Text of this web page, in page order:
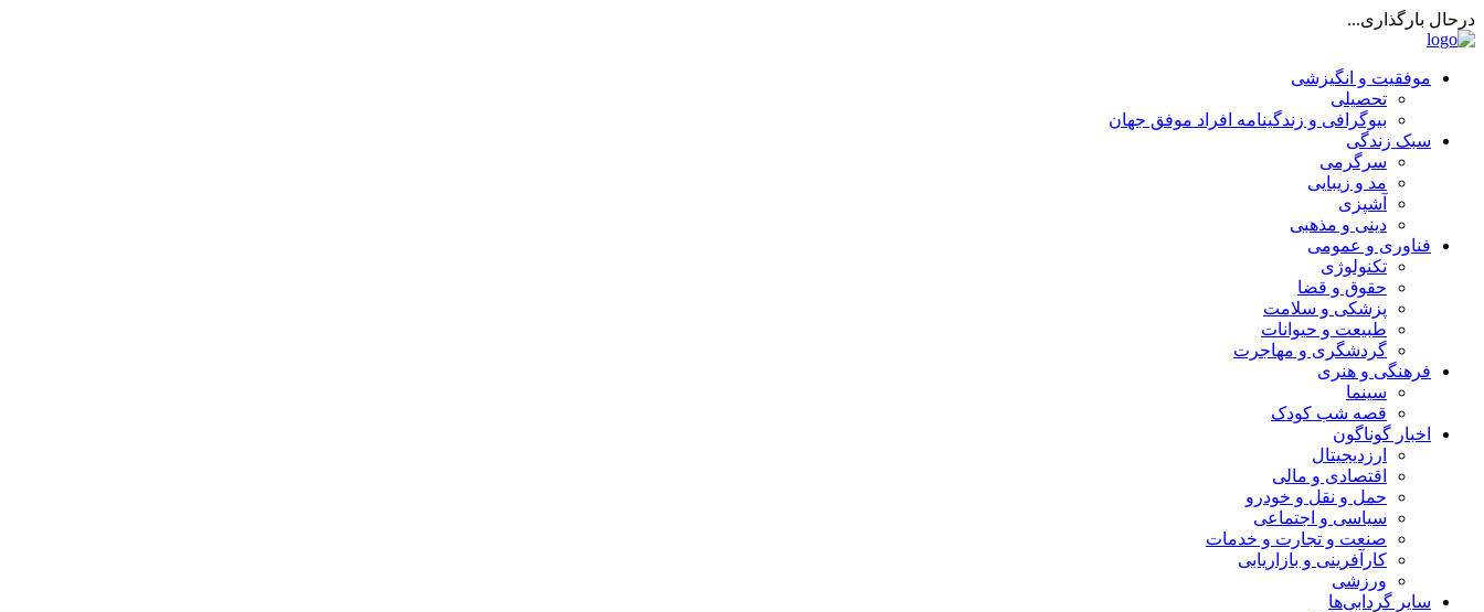
درحال بارگذاری...
موفقیت و انگیزشی
تحصیلی
بیوگرافی و زندگینامه افراد موفق جهان
سبک زندگی
سرگرمی
مد و زیبایی
آشپزی
دینی و مذهبی
فناوری و عمومی
تکنولوژی
حقوق و قضا
پزشکی و سلامت
طبیعت و حیوانات
گردشگری و مهاجرت
فرهنگی و هنری
سینما
قصه شب کودک
اخبار گوناگون
ارزدیجیتال
اقتصادی و مالی
حمل و نقل و خودرو
سیاسی و اجتماعی
صنعت و تجارت و خدمات
کارآفرینی و بازاریابی
ورزشی
سایر گردابی‌ها